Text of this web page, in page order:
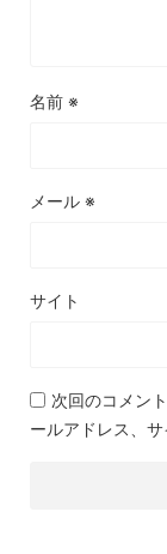
名前 ※
メール ※
サイト
次回のコメン
ールアドレス、サ